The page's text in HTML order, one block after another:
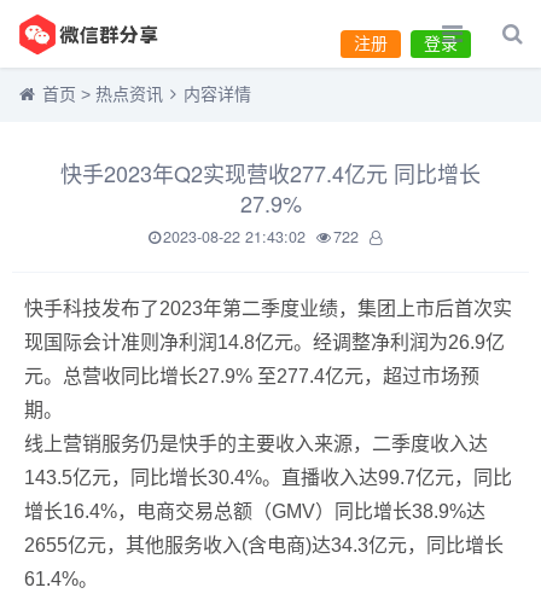
登录
注册
首页 > 热点资讯 内容详情
快手2023年Q2实现营收277.4亿元 同比增长
27.9%
2023-08-22 21:43:02 722
快手科技发布了2023年第二季度业绩，集团上市后首次实
现国际会计准则净利润14.8亿元。经调整净利润为26.9亿
元。总营收同比增长27.9% 至277.4亿元，超过市场预
期。
线上营销服务仍是快手的主要收入来源，二季度收入达
143.5亿元，同比增长30.4%。直播收入达99.7亿元，同比
增长16.4%，电商交易总额（GMV）同比增长38.9%达
2655亿元，其他服务收入(含电商)达34.3亿元，同比增长
61.4%。